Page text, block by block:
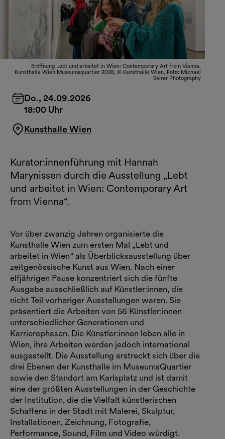
Eröffnung Lebt und arbeitet in Wien: Contemporary Art from Vienna,
Kunsthalle Wien Museumsquartier 2026, © Kunsthalle Wien, Foto: Michael
Seirer Photography
Do., 24.09.2026
18:00 Uhr
Kunsthalle Wien
Kurator:innenführung mit Hannah
Marynissen durch die Ausstellung „Lebt
und arbeitet in Wien: Contemporary Art
from Vienna“.
Vor über zwanzig Jahren organisierte die
Kunsthalle Wien zum ersten Mal „Lebt und
arbeitet in Wien“als Überblicksausstellung über
zeitgenössische Kunst aus Wien. Nach einer
elfjährigen Pause konzentriert sich die fünfte
Ausgabe ausschließlich auf Künstler:innen, die
nicht Teil vorheriger Ausstellungen waren. Sie
präsentiert die Arbeiten von 56 Künstler:innen
unterschiedlicher Generationen und
Karrierephasen. Die Künstler:innen leben alle in
Wien, ihre Arbeiten werden jedoch international
ausgestellt. Die Ausstellung erstreckt sich über die
drei Ebenen der Kunsthalle im MuseumsQuartier
sowie den Standort am Karlsplatz und ist damit
eine der größten Ausstellungen in der Geschichte
der Institution, die die Vielfalt künstlerischen
Schaffens in der Stadt mit Malerei, Skulptur,
Installationen, Zeichnung, Fotografie,
Performance, Sound, Film und Video würdigt.